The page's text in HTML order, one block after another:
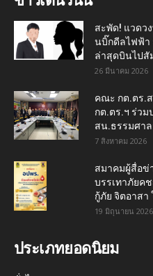
สะพัด! แวดว
นบิ๊กดีลไฟฟ้า
ล่าสุดบินไปสั
26 มีนาคม 2026
คณะ กต.ตร.
กต.ตร.ฯ ร่ว
สน.ธรรมศาล
7 สิงหาคม 2026
สมาคมผู้สื่อข่
บรรเทาภัยค
กู้ภัย จิตอาส
19 มิถุนายน 2026
ประเภทยอดนิยม